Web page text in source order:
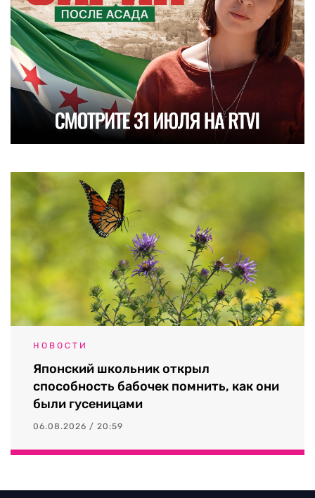
НОВОСТИ
Японский школьник открыл
способность бабочек помнить, как они
были гусеницами
06.08.2026 / 20:59